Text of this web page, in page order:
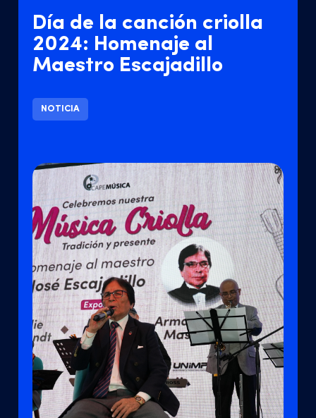
Día de la canción criolla
2024: Homenaje al
Maestro Escajadillo
NOTICIA